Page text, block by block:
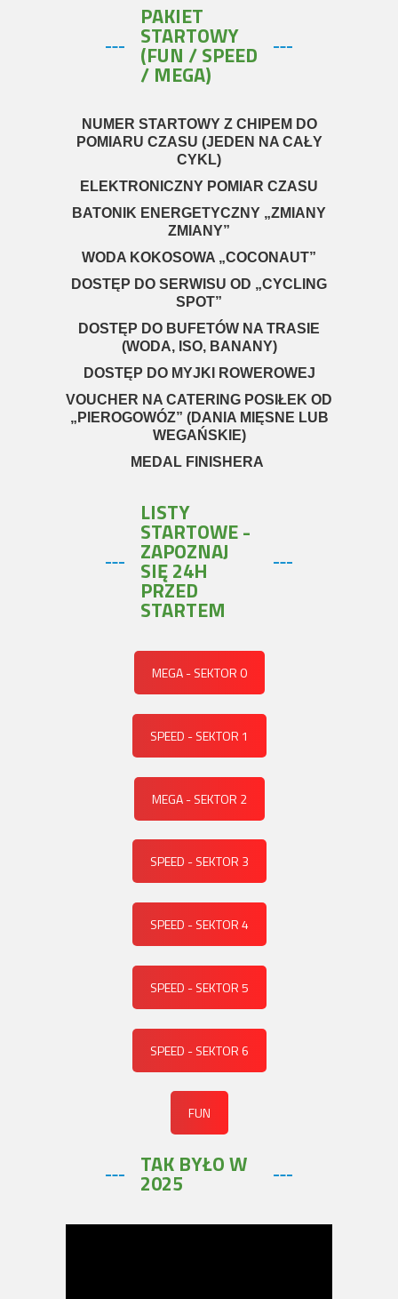
PAKIET
STARTOWY
(FUN / SPEED
/ MEGA)
NUMER STARTOWY Z CHIPEM DO
POMIARU CZASU (JEDEN NA CAŁY
CYKL)
ELEKTRONICZNY POMIAR CZASU
BATONIK ENERGETYCZNY „ZMIANY
ZMIANY”
WODA KOKOSOWA „COCONAUT”
DOSTĘP DO SERWISU OD „CYCLING
SPOT”
DOSTĘP DO BUFETÓW NA TRASIE
(WODA, ISO, BANANY)
DOSTĘP DO MYJKI ROWEROWEJ
VOUCHER NA CATERING POSIŁEK OD
„PIEROGOWÓZ” (DANIA MIĘSNE LUB
WEGAŃSKIE)
MEDAL FINISHERA
LISTY
STARTOWE -
ZAPOZNAJ
SIĘ 24H
PRZED
STARTEM
MEGA - SEKTOR 0
SPEED - SEKTOR 1
MEGA - SEKTOR 2
SPEED - SEKTOR 3
SPEED - SEKTOR 4
SPEED - SEKTOR 5
SPEED - SEKTOR 6
FUN
TAK BYŁO W
2025